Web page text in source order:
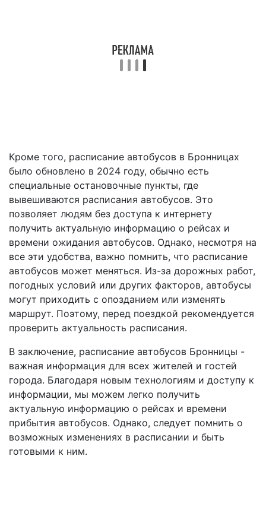
Кроме того, расписание автобусов в Бронницах
было обновлено в 2024 году, обычно есть
специальные остановочные пункты, где
вывешиваются расписания автобусов. Это
позволяет людям без доступа к интернету
получить актуальную информацию о рейсах и
времени ожидания автобусов. Однако, несмотря на
все эти удобства, важно помнить, что расписание
автобусов может меняться. Из-за дорожных работ,
погодных условий или других факторов, автобусы
могут приходить с опозданием или изменять
маршрут. Поэтому, перед поездкой рекомендуется
проверить актуальность расписания.
В заключение, расписание автобусов Бронницы -
важная информация для всех жителей и гостей
города. Благодаря новым технологиям и доступу к
информации, мы можем легко получить
актуальную информацию о рейсах и времени
прибытия автобусов. Однако, следует помнить о
возможных изменениях в расписании и быть
готовыми к ним.